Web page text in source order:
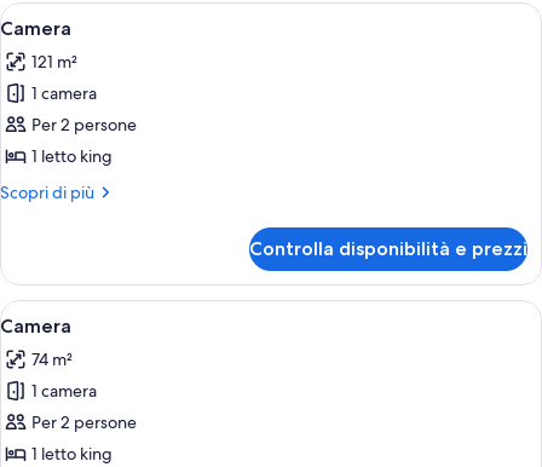
Apri
tutte
le
foto
per
Camera
Un soggiorno moderno con un
8
Camera
121 m²
1 camera
Per 2 persone
1 letto king
Scopri di più
Altri
Controlla disponibilità e prezzi
Apri
tutte
le
foto
per
Camera
Una hall d'hotel moderna con un
5
Camera
74 m²
1 camera
Per 2 persone
1 letto king